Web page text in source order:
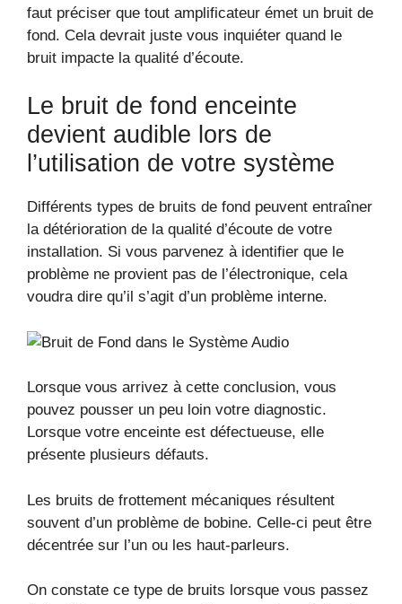
faut préciser que tout amplificateur émet un bruit de
fond. Cela devrait juste vous inquiéter quand le
bruit impacte la qualité d’écoute.
Le bruit de fond enceinte
devient audible lors de
l’utilisation de votre système
Différents types de bruits de fond peuvent entraîner
la détérioration de la qualité d’écoute de votre
installation. Si vous parvenez à identifier que le
problème ne provient pas de l’électronique, cela
voudra dire qu’il s’agit d’un problème interne.
Lorsque vous arrivez à cette conclusion, vous
pouvez pousser un peu loin votre diagnostic.
Lorsque votre enceinte est défectueuse, elle
présente plusieurs défauts.
Les bruits de frottement mécaniques résultent
souvent d’un problème de bobine. Celle-ci peut être
décentrée sur l’un ou les haut-parleurs.
On constate ce type de bruits lorsque vous passez